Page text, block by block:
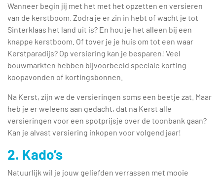
Wanneer begin jij met het met het opzetten en versieren
van de kerstboom. Zodra je er zin in hebt of wacht je tot
Sinterklaas het land uit is? En hou je het alleen bij een
knappe kerstboom. Of tover je je huis om tot een waar
Kerstparadijs? Op versiering kan je besparen! Veel
bouwmarkten hebben bijvoorbeeld speciale korting
koopavonden of kortingsbonnen.
Na Kerst, zijn we de versieringen soms een beetje zat. Maar
heb je er weleens aan gedacht, dat na Kerst alle
versieringen voor een spotprijsje over de toonbank gaan?
Kan je alvast versiering inkopen voor volgend jaar!
2. Kado’s
Natuurlijk wil je jouw geliefden verrassen met mooie